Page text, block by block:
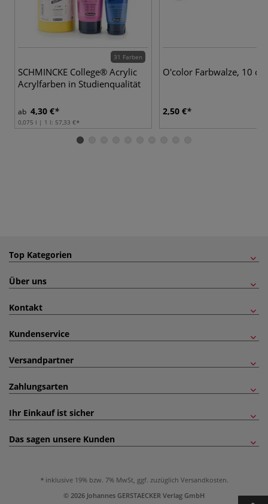
31 Farben
SCHMINCKE College® Acrylic
Acrylfarben in Studienqualität
ab 4,30 €
0,075 l | 1 l: 57,33 €
O'color Farbwalze, 10 cm
2,50 €
Top Kategorien
Über uns
Kontakt
Kundenservice
Versandpartner
Zahlungsarten
Ihr Einkauf ist sicher
Das sagen unsere Kunden
inklusive 19% bzw. 7% MwSt, ggf. zuzüglich Versandkosten.
© 2026 Johannes GERSTAECKER Verlag GmbH